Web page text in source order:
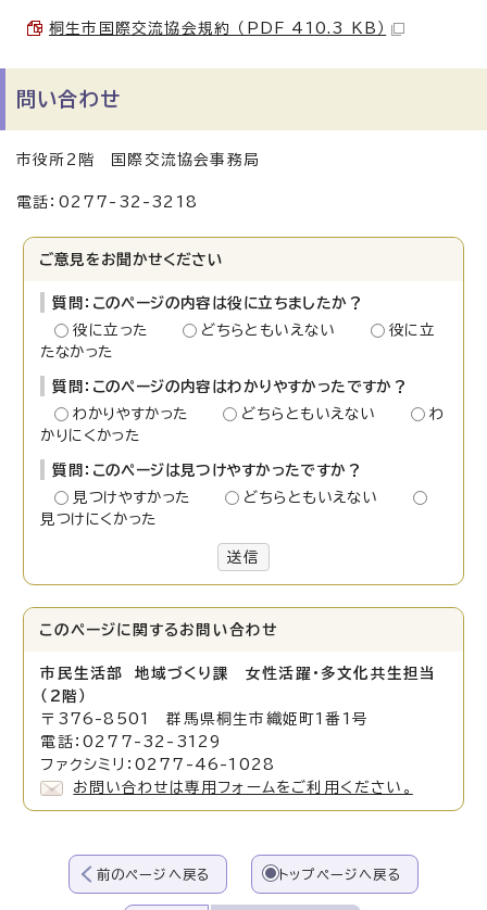
桐生市国際交流協会規約 （PDF 410.3 KB）
問い合わせ
市役所2階 国際交流協会事務局
電話：0277-32-3218
ご意見をお聞かせください
質問：このページの内容は役に立ちましたか？
役に立った
どちらともいえない
役に立
たなかった
質問：このページの内容はわかりやすかったですか？
わかりやすかった
どちらともいえない
わ
かりにくかった
質問：このページは見つけやすかったですか？
見つけやすかった
どちらともいえない
見つけにくかった
送信
このページに関する お問い合わせ
市民生活部 地域づくり課 女性活躍・多文化共生担当
（2階）
〒376-8501 群馬県桐生市織姫町1番1号
電話：0277-32-3129
ファクシミリ：0277-46-1028
お問い合わせは専用フォームをご利用ください。
前のページへ戻る トップページへ戻る